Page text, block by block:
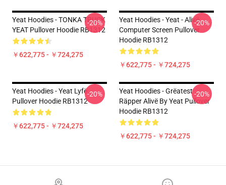
Yeat Hoodies - TONKA TRUCK
YEAT Pullover Hoodie RB1312
￥622,775 - ￥724,275
-20%
Yeat Hoodies - Yeat - Alivë
Computer Screen Pullover
Hoodie RB1312
￥622,775 - ￥724,275
-20%
Yeat Hoodies - Yeat Lyfë
Pullover Hoodie RB1312
￥622,775 - ￥724,275
-20%
Yeat Hoodies - Grëatest
Räpper Alivë By Yeat Pullover
Hoodie RB1312
￥622,775 - ￥724,275
-20%